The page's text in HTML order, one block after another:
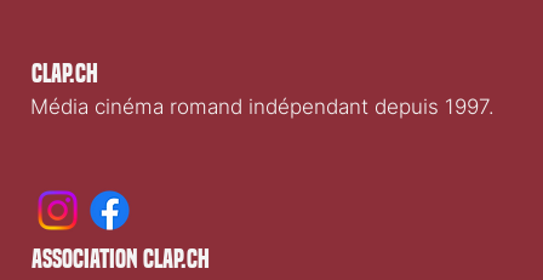
Clap.ch
Média cinéma romand indépendant depuis 1997.
association clap.ch